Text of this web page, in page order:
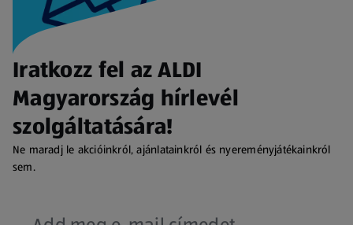
Iratkozz fel az ALDI
Magyarország hírlevél
szolgáltatására!
Ne maradj le akcióinkról, ajánlatainkról és nyereményjátékainkról
sem.